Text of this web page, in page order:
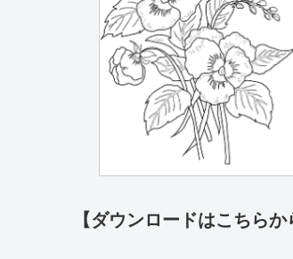
【ダウンロードはこちらか